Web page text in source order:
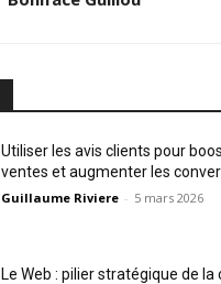
Utiliser les avis clients pour
ventes et augmenter les
Guillaume Riviere - 5 mars 2026
Le Web : pilier stratégique de la